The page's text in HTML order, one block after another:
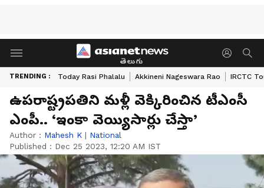
తెలుగు
TRENDING : Today Rasi Phalalu Akkineni Nageswara Rao IRCTC
ఉపరాష్ట్రపతిని మళ్లీ వెక్కిరించిన టీఎంసీ
ఎంపీ.. ‘ఇంకా వెయ్యిసార్లు చేస్తా’
Author : Mahesh K | National
Published : Dec 25 2023, 12:20 AM IST